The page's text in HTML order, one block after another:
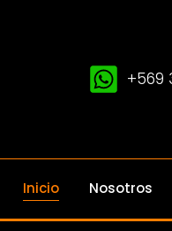
+569
Inicio Nosotros